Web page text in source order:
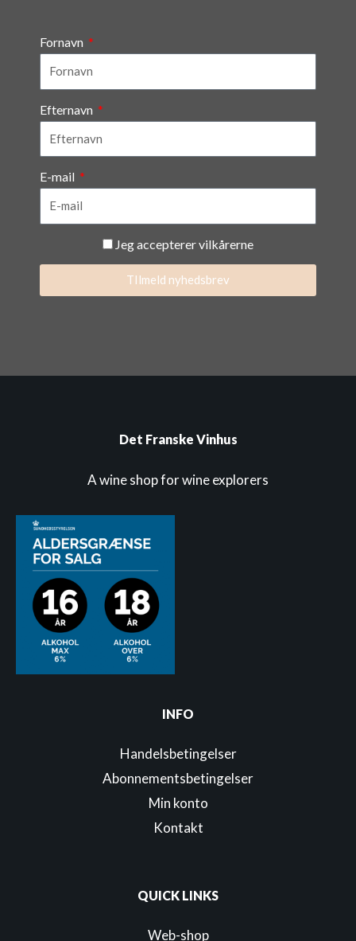
Fornavn
Efternavn
E-mail
Jeg accepterer vilkårerne
TIlmeld nyhedsbrev
Det Franske Vinhus
A wine shop for wine explorers
INFO
Handelsbetingelser
Abonnementsbetingelser
Min konto
Kontakt
QUICK LINKS
Web-shop